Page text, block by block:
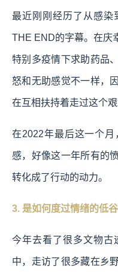
最近刚刚经历了从感染
THE END的字幕。在庆
特别多疫情下求助药品
怒和无助感觉不一样，
在互相扶持着走过这个艰
在2022年最后这一个
感，好像这一年所有的
转化成了行动的动力。
3. 是如何度过情绪的低
今年去看了很多文物古
中，走访了很多藏在乡